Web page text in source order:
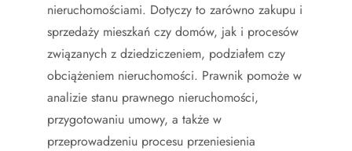
nieruchomościami. Dotyczy to zarówno zakupu i
sprzedaży mieszkań czy domów, jak i procesów
związanych z dziedziczeniem, podziałem czy
obciążeniem nieruchomości. Prawnik pomoże w
analizie stanu prawnego nieruchomości,
przygotowaniu umowy, a także w
przeprowadzeniu procesu przeniesienia